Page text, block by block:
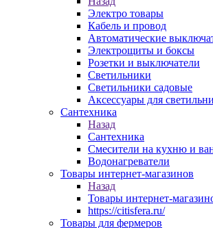
Электро товары
Кабель и провод
Автоматические
Электрощиты и боксы
Розетки и выключатели
Светильники
Светильники садовые
Аксессуары для
Сантехника
Назад
Сантехника
Смесители на кухню и
Водонагреватели
Товары интернет-магазинов
Назад
Товары интернет-
https://citisfera.ru/
Товары для фермеров